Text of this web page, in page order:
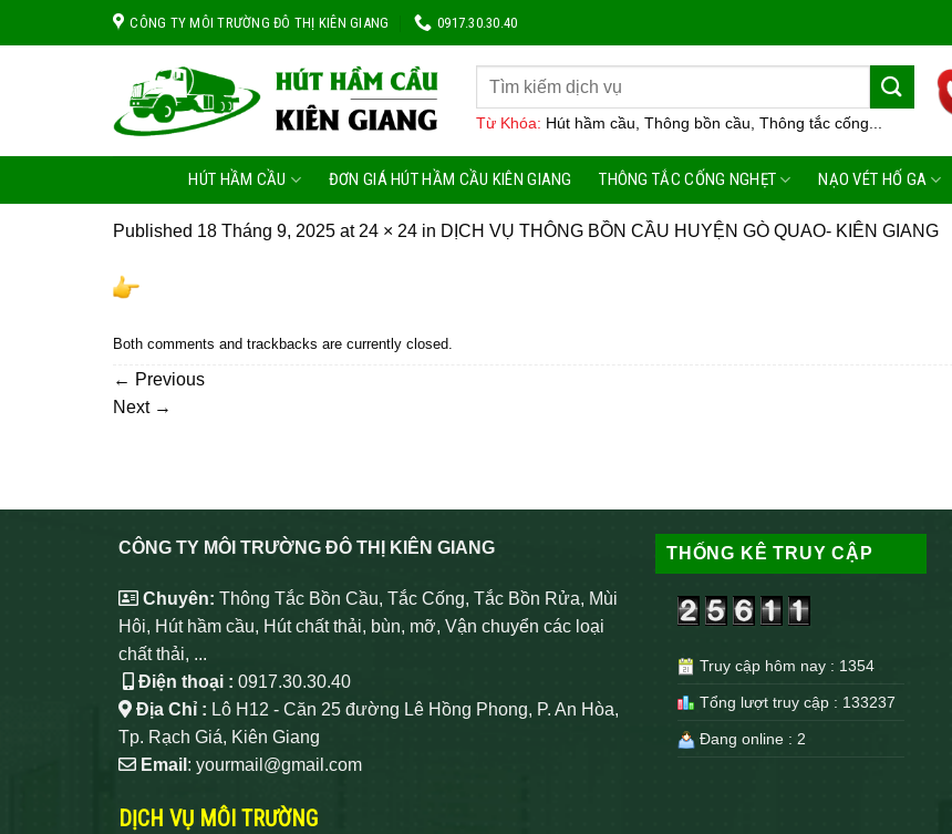
CÔNG TY MÔI TRƯỜNG ĐÔ THỊ KIÊN GIANG 0917.30.30.40
Từ Khóa: Hút hầm cầu, Thông bồn cầu, Thông tắc cống...
HÚT HẦM CẦU ĐƠN GIÁ HÚT HẦM CẦU KIÊN GIANG THÔNG TẮC CỐNG NGHẸT NẠO VÉT HỐ GA
Published 18 Tháng 9, 2025 at 24 × 24 in DỊCH VỤ THÔNG BỒN CẦU HUYỆN GÒ QUAO- KIÊN GIANG
Both comments and trackbacks are currently closed.
← Previous
Next →
CÔNG TY MÔI TRƯỜNG ĐÔ THỊ KIÊN GIANG
Chuyên: Thông Tắc Bồn Cầu, Tắc Cống, Tắc Bồn Rửa, Mùi
Hôi, Hút hầm cầu, Hút chất thải, bùn, mỡ, Vận chuyển các loại
chất thải, ...
Điện thoại : 0917.30.30.40
Địa Chỉ : Lô H12 - Căn 25 đường Lê Hồng Phong, P. An Hòa,
Tp. Rạch Giá, Kiên Giang
Email : yourmail@gmail.com
DỊCH VỤ MÔI TRƯỜNG
THỐNG KÊ TRUY CẬP
Truy cập hôm nay : 1354
Tổng lượt truy cập : 133237
Đang online : 2